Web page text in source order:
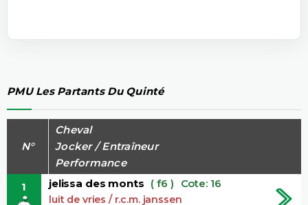
PMU Les Partants Du Quinté
N°
Cheval
Jocker / Entraîneur
Performance
1
jelissa des monts ( f6 ) Cote: 16
luit de vries / r.c.m. janssen